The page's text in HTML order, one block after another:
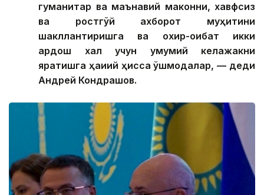
гуманитар ва маънавий маконни, хавфсиз
ва ростгўй ахборот муҳитини
шакллантиришга ва охир-оқибат икки
қардош халқ учун умумий келажакни
яратишга ҳақиқий ҳисса қўшмоқдалар, — деди
Андрей Кондрашов.